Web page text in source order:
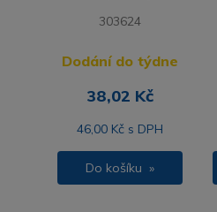
303624
Dodání do týdne
38,02 Kč
46,00 Kč s DPH
Do košíku »